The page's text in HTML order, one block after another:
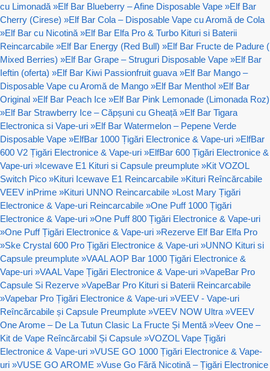
cu Limonadă »Elf Bar Blueberry – Afine Disposable Vape »Elf Bar
Cherry (Cirese) »Elf Bar Cola – Disposable Vape cu Aromă de Cola
»Elf Bar cu Nicotină »Elf Bar Elfa Pro & Turbo Kituri si Baterii
Reincarcabile »Elf Bar Energy (Red Bull) »Elf Bar Fructe de Padure (
Mixed Berries) »Elf Bar Grape – Struguri Disposable Vape »Elf Bar
Ieftin (oferta) »Elf Bar Kiwi Passionfruit guava »Elf Bar Mango –
Disposable Vape cu Aromă de Mango »Elf Bar Menthol »Elf Bar
Original »Elf Bar Peach Ice »Elf Bar Pink Lemonade (Limonada Roz)
»Elf Bar Strawberry Ice – Căpșuni cu Gheață »Elf Bar Tigara
Electronica si Vape-uri »Elf Bar Watermelon – Pepene Verde
Disposable Vape »ElfBar 1000 Țigări Electronice & Vape-uri »ElfBar
600 V2 Țigări Electronice & Vape-uri »ElfBar 600 Țigări Electronice &
Vape-uri »Icewave E1 Kituri si Capsule preumplute »Kit VOZOL
Switch Pico »Kituri Icewave E1 Reincarcabile »Kituri Reîncărcabile
VEEV inPrime »Kituri UNNO Reincarcabile »Lost Mary Țigări
Electronice & Vape-uri Reincarcabile »One Puff 1000 Țigări
Electronice & Vape-uri »One Puff 800 Țigări Electronice & Vape-uri
»One Puff Țigări Electronice & Vape-uri »Rezerve Elf Bar Elfa Pro
»Ske Crystal 600 Pro Țigări Electronice & Vape-uri »UNNO Kituri si
Capsule preumplute »VAAL AOP Bar 1000 Țigări Electronice &
Vape-uri »VAAL Vape Țigări Electronice & Vape-uri »VapeBar Pro
Capsule Si Rezerve »VapeBar Pro Kituri si Baterii Reincarcabile
»Vapebar Pro Țigări Electronice & Vape-uri »VEEV - Vape-uri
Reîncărcabile și Capsule Preumplute »VEEV NOW Ultra »VEEV
One Arome – De La Tutun Clasic La Fructe Și Mentă »Veev One –
Kit de Vape Reîncărcabil Și Capsule »VOZOL Vape Țigări
Electronice & Vape-uri »VUSE GO 1000 Țigări Electronice & Vape-
uri »VUSE GO AROME »Vuse Go Fără Nicotină – Țigări Electronice